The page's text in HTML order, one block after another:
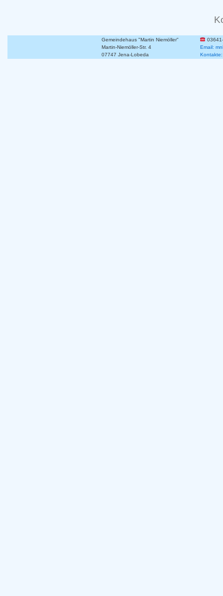
Gemeindehaus "Martin Niemöller"
Martin-Niemöller-Str. 4
Email:
07747 Jena-Lobeda